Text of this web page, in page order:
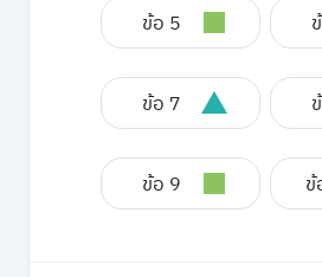
ข้อ 5
ข้อ 7
ข้อ 9